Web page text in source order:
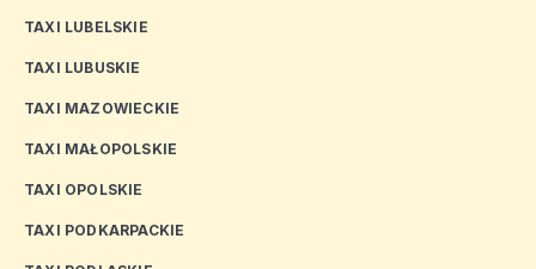
TAXI LUBELSKIE
TAXI LUBUSKIE
TAXI MAZOWIECKIE
TAXI MAŁOPOLSKIE
TAXI OPOLSKIE
TAXI PODKARPACKIE